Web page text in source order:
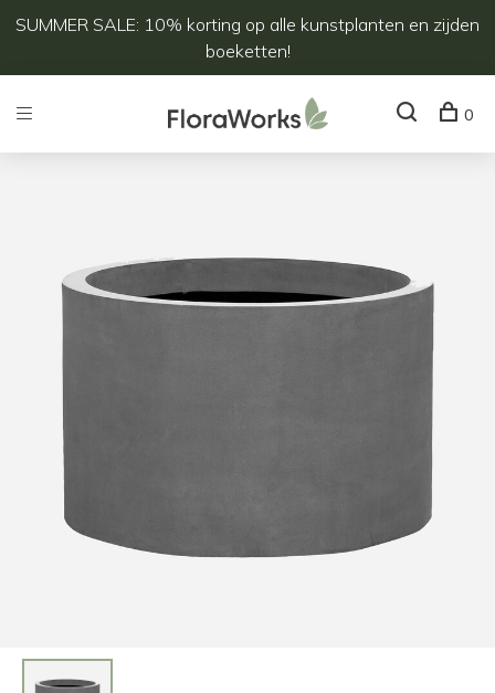
SUMMER SALE: 10% korting op alle kunstplanten en zijden
boeketten!
0